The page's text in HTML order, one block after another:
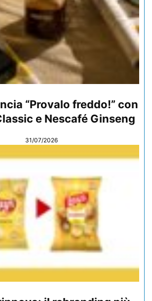
“Provalo freddo!” con
e Nescafé Ginseng
31/07/2026